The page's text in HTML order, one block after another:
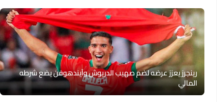
رينجرز يعزز عرضه لضم صهيب الدريوش وآيندهوفن يضع شرطه
المالي